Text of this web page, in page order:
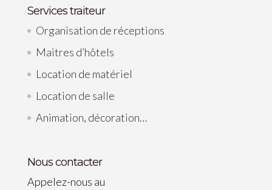
Services traiteur
Organisation de réceptions
Maitres d’hôtels
Location de matériel
Location de salle
Animation, décoration…
Nous contacter
Appelez-nous au